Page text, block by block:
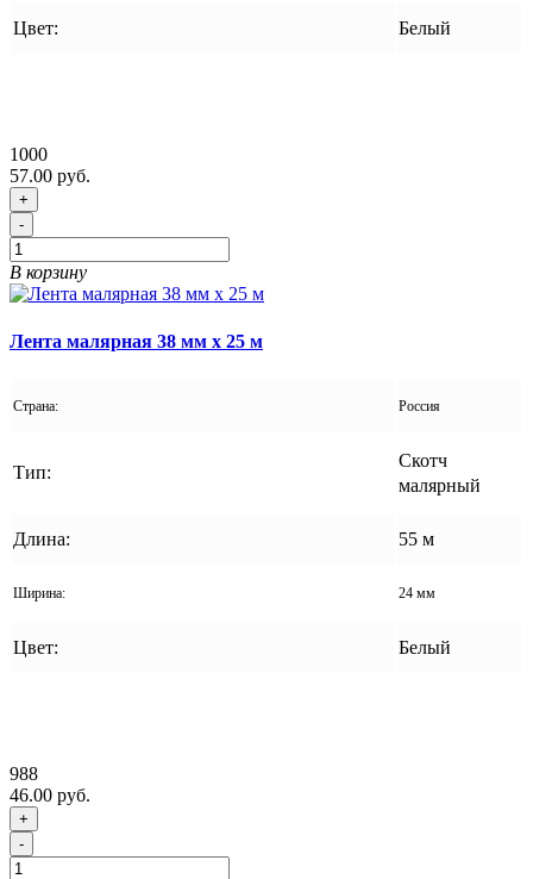
Цвет: Белый
1000
57.00 руб.
+
-
В корзину
Лента малярная 38 мм x 25 м
Страна: Россия
Тип:
Скотч
малярный
Длина: 55 м
Ширина: 24 мм
Цвет: Белый
988
46.00 руб.
+
-